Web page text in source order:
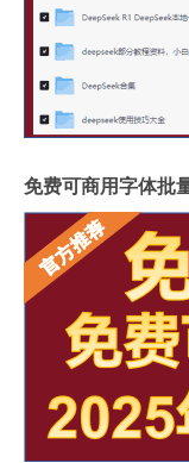
免费可商用字体批